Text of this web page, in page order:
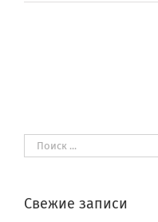
Результат
поиска:
Свежие записи